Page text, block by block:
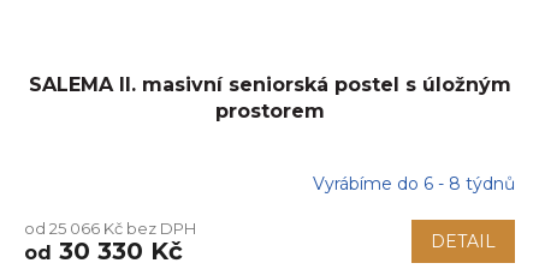
SALEMA II. masivní seniorská postel s úložným
prostorem
Vyrábíme do 6 - 8 týdnů
od 25 066 Kč bez DPH
od 30 330 Kč DETAIL